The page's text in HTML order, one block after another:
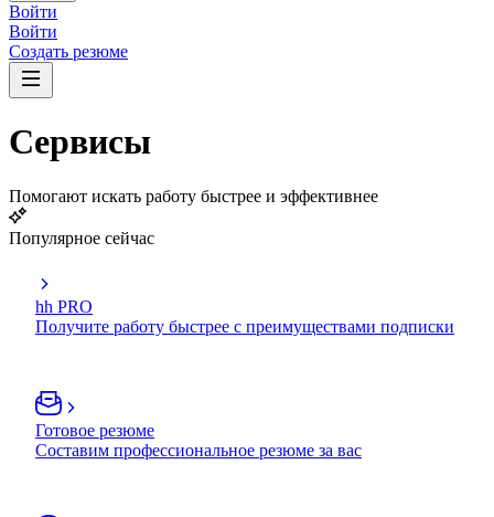
Войти
Войти
Создать резюме
Сервисы
Помогают искать работу быстрее и эффективнее
Популярное сейчас
hh PRO
Получите работу быстрее с преимуществами подписки
Готовое резюме
Составим профессиональное резюме за вас